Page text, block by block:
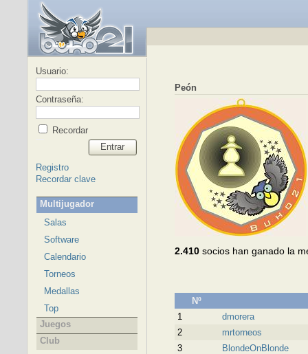
Usuario:
Contraseña:
Recordar
Entrar
Registro
Recordar clave
Multijugador
Salas
Software
Calendario
Torneos
Medallas
Top
Juegos
Club
Peón
2.410socios han ganado la
Nº
1
dmorera
2
mrtorneos
3
BlondeOnBlonde